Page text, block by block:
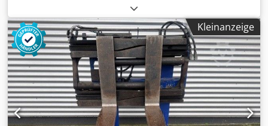
Hafenklammer ISO Klasse: ISO Klasse 2 = 1.000 - 2.500 kg
Zustand Technisch: normal Beschreibung: Das Gerät wird
ggf. teillackiert, werkstatt- und UVV-geprüft. Preise hierfür
erhalten Sie auf Anfrage. Dwjdpfx Akew Sccwjzoa
Seitenschub und Zinkenverstellung integriert
Kleinanzeige